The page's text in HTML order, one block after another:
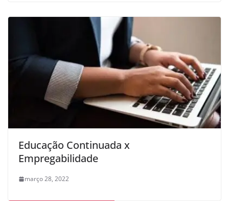
Educação Continuada x
Empregabilidade
março 28, 2022